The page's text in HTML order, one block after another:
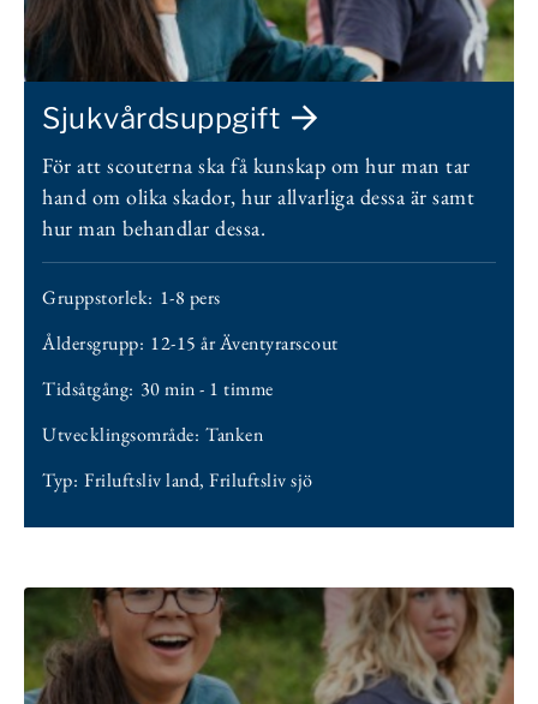
Sjukvårdsuppgift
För att scouterna ska få kunskap om hur man tar
hand om olika skador, hur allvarliga dessa är samt
hur man behandlar dessa.
Gruppstorlek: 1-8 pers
Åldersgrupp: 12-15 år Äventyrarscout
Tidsåtgång: 30 min - 1 timme
Utvecklingsområde: Tanken
Typ: Friluftsliv land, Friluftsliv sjö